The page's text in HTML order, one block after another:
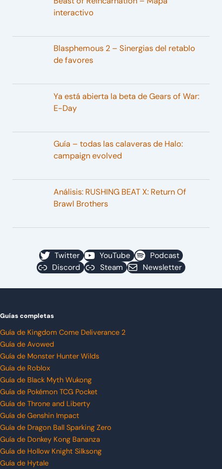
interactivo
Blasphemous 2 – Sinergias del retablo
de favores
Ya está abierta la beta de Gears of War:
E-Day
Guía – todas las calaveras de Halo:
campaign evolved
Análisis: RUSHING BEAT X: Return Of
Brawl Brothers
Twitter YouTube
Podcast
Discord
Steam Newsletter
Guías completas
Guía de Kingdom Come Deliverance 2
Guía de Avowed
Guía de Monster Hunter Wilds
Guía de Roblox
Guía de Black Myth Wukong
Guía de Pokémon TCG Pocket
Guía de Throne and Liberty
Guía de Genshin Impact
Guía de Dragon Ball Sparking Zero
Guía de Donkey Kong Bananza
Guía de Hollow Knight Silksong
Guía de Hytale